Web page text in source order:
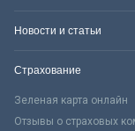
Новости и статьи
Страхование
Зеленая карта онлайн
Отзывы о страховых